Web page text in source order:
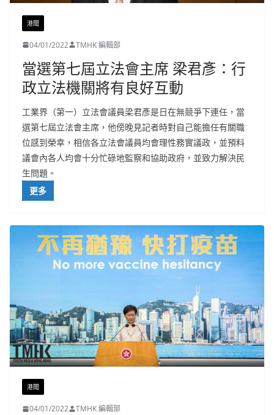
港聞
04/01/2022 TMHK 編輯部
當選第七屆立法會主席 梁君彥：行
政立法機關將有良好互動
工業界（第一）立法會議員梁君彥是日在無競爭下連任，當
選第七屆立法會主席，他傍晚見記者時對自己能擔任有關職
位感到榮幸，相信各立法會議員均會理性務實議政，並預料
議會內各人均會十分忙碌地監察和協助政府，並致力解決民
生問題。
更多
港聞
04/01/2022 TMHK 編輯部